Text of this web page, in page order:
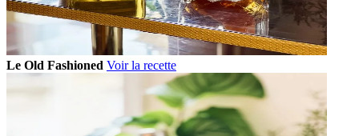
Le Old Fashioned Voir la recette